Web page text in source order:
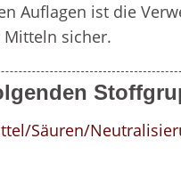
Auflagen ist die
sicher.
Säuren/